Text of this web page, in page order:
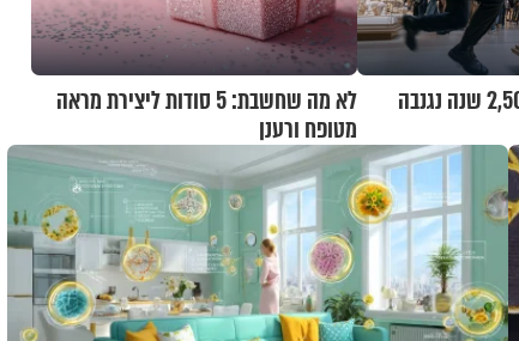
צרפת: שרשרת בת 2,500 שנה נגנבה
לא מה שחשבת: 5 סודות ליצירת מראה
מטופח ורענן